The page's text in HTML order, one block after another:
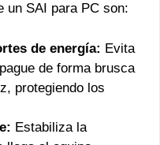
un SAI para PC son:
de energía: Evita
de forma brusca
protegiendo los
Estabiliza la